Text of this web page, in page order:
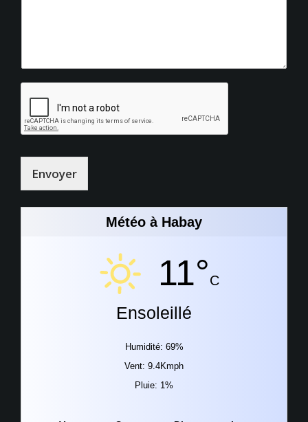
Envoyer
Météo à Habay
11°C
Ensoleillé
Humidité: 69%
Vent: 9.4Kmph
Pluie: 1%